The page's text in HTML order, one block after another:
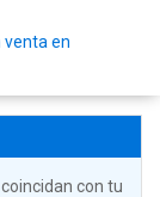
venta en
con tu